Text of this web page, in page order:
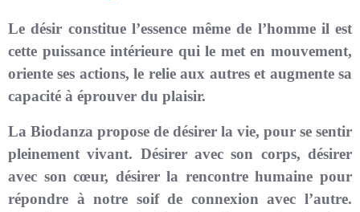
Le désir constitue l’essence même de l’homme il est
cette puissance intérieure qui le met en mouvement,
oriente ses actions, le relie aux autres et augmente sa
capacité à éprouver du plaisir.
La Biodanza propose de désirer la vie, pour se sentir
pleinement vivant. Désirer avec son corps, désirer
avec son cœur, désirer la rencontre humaine pour
répondre à notre soif de connexion avec l’autre.